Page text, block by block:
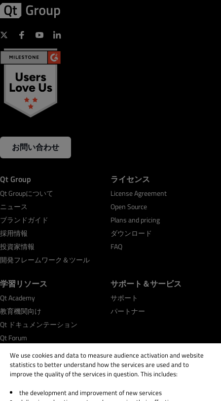
お問い合わせ
Qt Group
Qt Groupについて
ニュース
ブランドガイド
採用情報
投資家情報
開発フレームワーク＆ツール
ライセンス
License Agreement
Open Source
Plans and pricing
ダウンロード
FAQ
学習リソース
Qt Academy
教育機関向け
Qt ドキュメンテーション
Qt Forum
サポート＆サービス
サポート
パートナー
© 2026 The Qt Company
We use cookies and data to measure audience activation and website
statistics to better understand how the services are used and to
improve the quality of the services in question. This includes:
the development and improvement of new services